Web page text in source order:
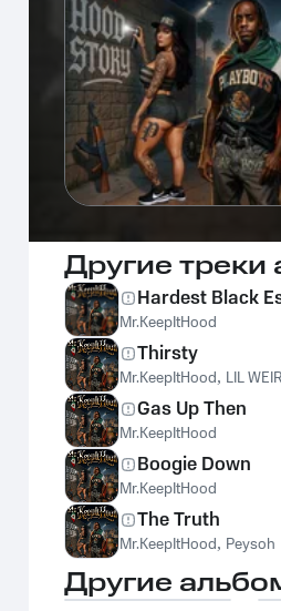
Другие треки
Hardest Black
Mr.KeepItHood
Thirsty
Mr.KeepItHood, LIL
Gas Up Then
Mr.KeepItHood
Boogie Down
Mr.KeepItHood
The Truth
Mr.KeepItHood, Peysoh
Другие